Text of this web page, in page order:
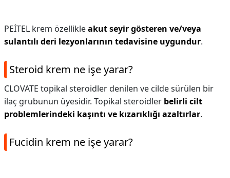
PEİTEL krem özellikleakut seyir gösteren ve/veya
sulantılı deri lezyonlarının tedavisine uygundur.
Steroid krem ne işe yarar?
CLOVATE topikal steroidler denilen ve cilde sürülen bir
ilaç grubunun üyesidir. Topikal steroidler belirli cilt
problemlerindeki kaşıntı ve kızarıklığı azaltırlar.
Fucidin krem ne işe yarar?